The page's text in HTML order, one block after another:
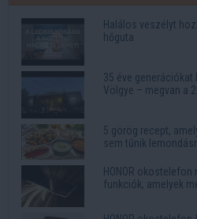
Halálos veszélyt
hőguta
35 éve
Völgye – megvan a
5 görög recept,
sem tűnik
HONOR
funkciók, amelyek